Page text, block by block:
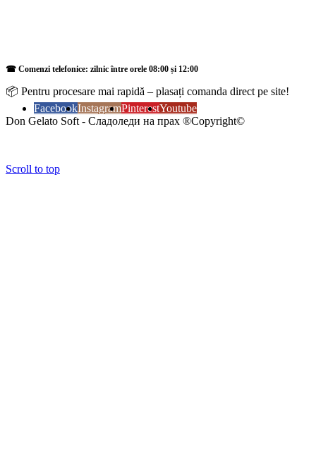
☎ Comenzi telefonice: zilnic între orele 08:00 și 12:00
📦 Pentru procesare mai rapidă – plasați comanda direct pe site!
FacebookInstagramPinterestYoutube
Don Gelato Soft - Сладоледи на прах ®Copyright©
Scroll to top